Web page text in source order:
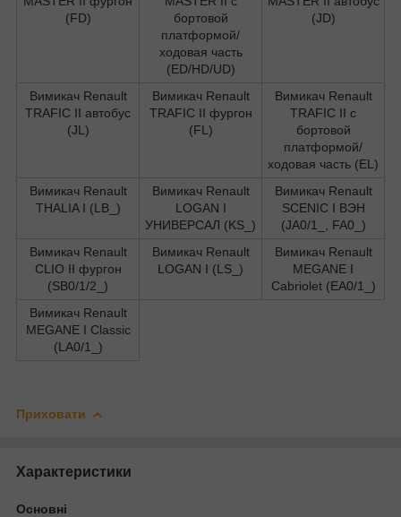
(FD)
бортовой
платформой/
ходовая часть
(ED/HD/UD)
(JD)
Вимикач Renault
TRAFIC II автобус
(JL)
Вимикач Renault
TRAFIC II фургон
(FL)
Вимикач Renault
TRAFIC II c
бортовой
платформой/
ходовая часть (EL)
Вимикач Renault
THALIA I (LB_)
Вимикач Renault
LOGAN I
УНИВЕРСАЛ (KS_)
Вимикач Renault
SCENIC I ВЭН
(JA0/1_, FA0_)
Вимикач Renault
CLIO II фургон
(SB0/1/2_)
Вимикач Renault
LOGAN I (LS_)
Вимикач Renault
MEGANE I
Cabriolet (EA0/1_)
Вимикач Renault
MEGANE I Classic
(LA0/1_)
Приховати
Характеристики
Основні